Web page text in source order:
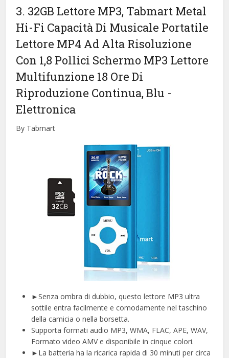
3. 32GB Lettore MP3, Tabmart Metal
Hi-Fi Capacità Di Musicale Portatile
Lettore MP4 Ad Alta Risoluzione
Con 1,8 Pollici Schermo MP3 Lettore
Multifunzione 18 Ore Di
Riproduzione Continua, Blu -
Elettronica
By Tabmart
►Senza ombra di dubbio, questo lettore MP3 ultra
sottile entra facilmente e comodamente nel taschino
della camicia o nella borsetta.
Supporta formati audio MP3, WMA, FLAC, APE, WAV,
Formato video AMV e disponibile in cinque colori.
►La batteria ha la ricarica rapida di 30 minuti per circa